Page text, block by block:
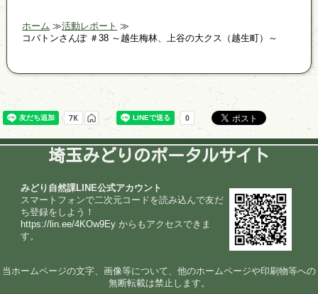
ホーム
活動レポート
コバトンさんぽ ＃38 ～越生梅林、上谷の大クス（越生町）～
埼玉みどりのポータルサイト
みどり自然課LINE公式アカウント
スマートフォンで二次元コードを読み込んで友だ
ち登録をしよう！
https://lin.ee/4KOw9Ey からもアクセスできま
す。
当ホームページの文字、画像等について、他のホームページや印刷物等への
無断転載は禁止します。